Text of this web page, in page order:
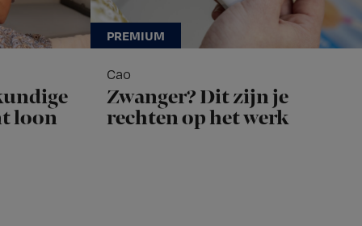
loon
Cao
Zwanger? Dit zijn je
rechten op het werk